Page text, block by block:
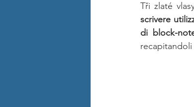
Tři zlaté
scrivere
di block-